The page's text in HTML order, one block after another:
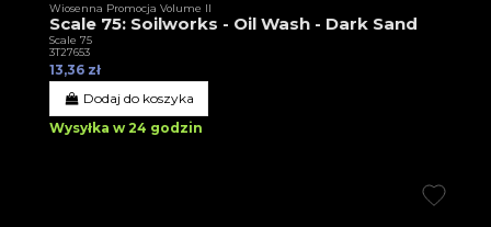
Wiosenna Promocja Volume II
Scale 75: Soilworks - Oil Wash - Dark Sand
Scale 75
3T27653
13,36 zł
Dodaj do koszyka
Wysyłka w 24 godzin